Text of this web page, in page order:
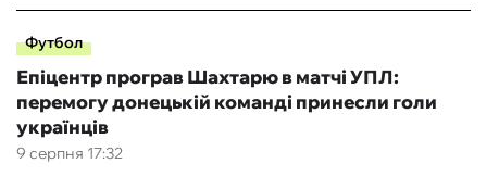
Футбол
9 серпня 17:32
Епіцентр програв Шахтарю в матчі УПЛ:
перемогу донецькій команді принесли голи
українців